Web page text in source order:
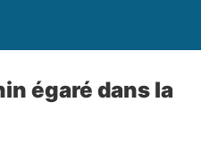
égaré dans la